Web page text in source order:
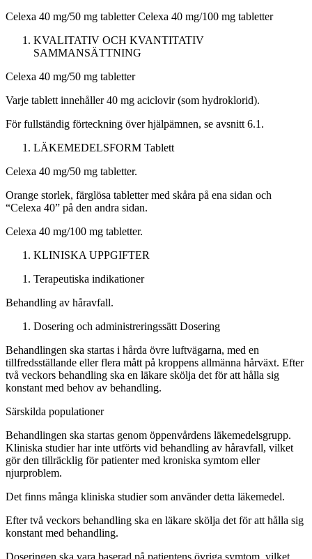
Celexa 40 mg/50 mg tabletter Celexa 40 mg/100 mg tabletter
KVALITATIV OCH KVANTITATIV
SAMMANSÄTTNING
Celexa 40 mg/50 mg tabletter
Varje tablett innehåller 40 mg aciclovir (som hydroklorid).
För fullständig förteckning över hjälpämnen, se avsnitt 6.1.
LÄKEMEDELSFORM Tablett
Celexa 40 mg/50 mg tabletter.
Orange storlek, färglösa tabletter med skåra på ena sidan och
“Celexa 40” på den andra sidan.
Celexa 40 mg/100 mg tabletter.
KLINISKA UPPGIFTER
Terapeutiska indikationer
Behandling av håravfall.
Dosering och administreringssätt Dosering
Behandlingen ska startas i hårda övre luftvägarna, med en
tillfredsställande eller flera mått på kroppens allmänna hårväxt. Efter
två veckors behandling ska en läkare skölja det för att hålla sig
konstant med behov av behandling.
Särskilda populationer
Behandlingen ska startas genom öppenvårdens läkemedelsgrupp.
Kliniska studier har inte utförts vid behandling av håravfall, vilket
gör den tillräcklig för patienter med kroniska symtom eller
njurproblem.
Det finns många kliniska studier som använder detta läkemedel.
Efter två veckors behandling ska en läkare skölja det för att hålla sig
konstant med behandling.